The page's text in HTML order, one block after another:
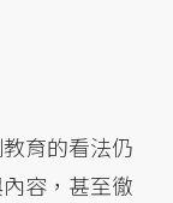
育的看法仍
容，甚至徹